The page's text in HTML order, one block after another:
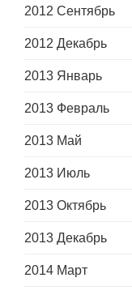
2012 Сентябрь
2012 Декабрь
2013 Январь
2013 Февраль
2013 Май
2013 Июль
2013 Октябрь
2013 Декабрь
2014 Март